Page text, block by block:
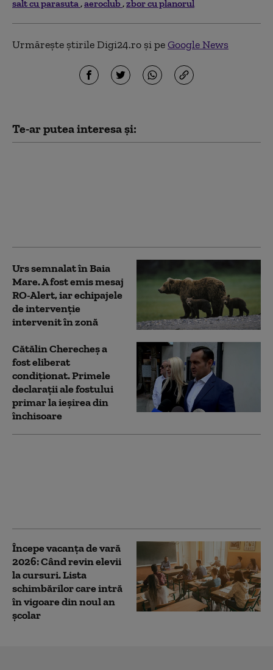
salt cu parasuta aeroclub zbor cu planorul
Urmărește știrile Digi24.ro și peGoogle News
Te-ar putea interesa și:
Urs semnalat în Baia
Mare. A fost emis mesaj
RO-Alert, iar echipajele
de intervenție
intervenit în zonă
Cătălin Cherecheș a
fost eliberat
condiționat. Primele
declarații ale fostului
primar la ieșirea din
închisoare
Începe vacanța de vară
2026: Când revin elevii
la cursuri. Lista
schimbărilor care intră
în vigoare din noul an
școlar